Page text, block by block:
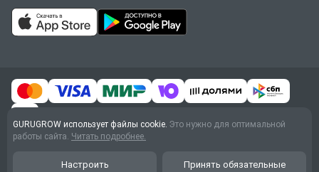
Обработка персональных
GURUGROW использует файлы cookie. Это нужно для оптимальной
работы сайта. Читать подробнее.
Настроить Принять обязательные